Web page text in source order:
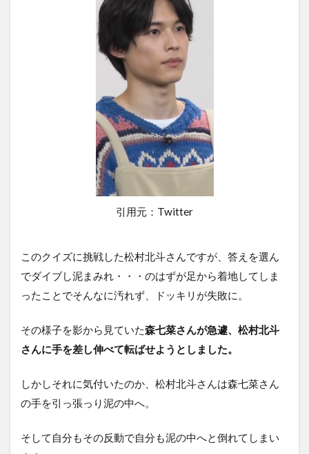
引用元：Twitter
このクイズに挑戦した松村北斗さんですが、答えを選ん
でダイブし泥まみれ・・・のはずが足から着地してしま
ったことでそんなに汚れず、ドッキリが失敗に。
その様子を影から見ていた森七菜さんが急遽、松村北斗
さんに手を差し伸べて転ばせようとしました。
しかしそれに気付いたのか、松村北斗さんは森七菜さん
の手を引っ張っり泥の中へ。
そして自分もその反動で自分も泥の中へと倒れてしまい